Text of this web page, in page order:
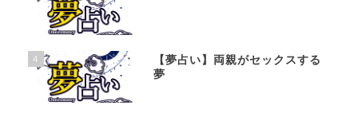
4
【夢占い】両親がセックスする
夢